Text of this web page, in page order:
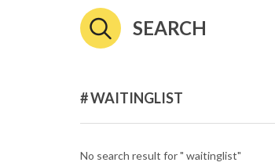
SEARCH
# WAITINGLIST
No search result for " waitinglist"